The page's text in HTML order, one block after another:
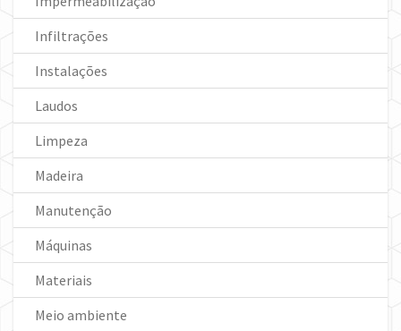
Infiltrações
Instalações
Laudos
Limpeza
Madeira
Manutenção
Máquinas
Materiais
Meio ambiente